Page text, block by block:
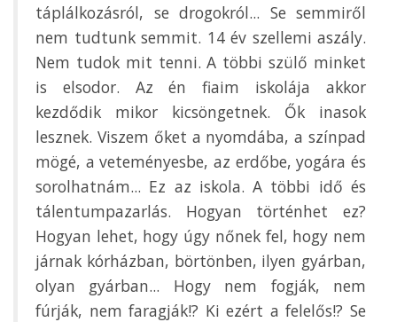
táplálkozásról, se drogokról... Se semmiről
nem tudtunk semmit. 14 év szellemi aszály.
Nem tudok mit tenni. A többi szülő minket
is elsodor. Az én fiaim iskolája akkor
kezdődik mikor kicsöngetnek. Ők inasok
lesznek. Viszem őket a nyomdába, a színpad
mögé, a veteményesbe, az erdőbe, yogára és
sorolhatnám... Ez az iskola. A többi idő és
tálentumpazarlás. Hogyan történhet ez?
Hogyan lehet, hogy úgy nőnek fel, hogy nem
járnak kórházban, börtönben, ilyen gyárban,
olyan gyárban... Hogy nem fogják, nem
fúrják, nem faragják!? Ki ezért a felelős!? Se